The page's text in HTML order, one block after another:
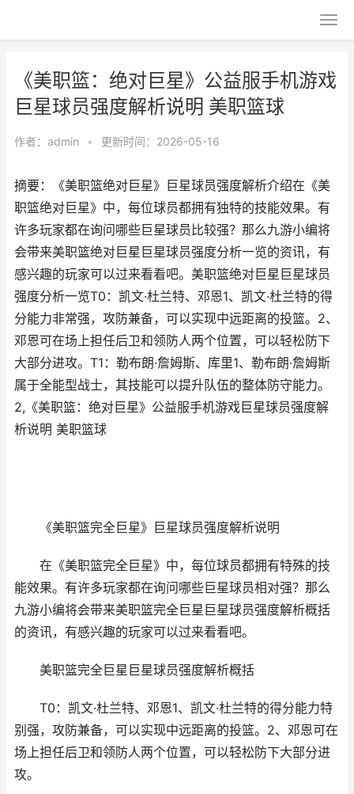
《美职篮：绝对巨星》公益服手机游戏
巨星球员强度解析说明 美职篮球
作者： admin • 更新时间：2026-05-16
摘要：《美职篮绝对巨星》巨星球员强度解析介绍在《美
职篮绝对巨星》中，每位球员都拥有独特的技能效果。有
许多玩家都在询问哪些巨星球员比较强？那么九游小编将
会带来美职篮绝对巨星巨星球员强度分析一览的资讯，有
感兴趣的玩家可以过来看看吧。美职篮绝对巨星巨星球员
强度分析一览T0：凯文·杜兰特、邓恩1、凯文·杜兰特的得
分能力非常强，攻防兼备，可以实现中远距离的投篮。2、
邓恩可在场上担任后卫和领防人两个位置，可以轻松防下
大部分进攻。T1：勒布朗·詹姆斯、库里1、勒布朗·詹姆斯
属于全能型战士，其技能可以提升队伍的整体防守能力。
2,《美职篮：绝对巨星》公益服手机游戏巨星球员强度解
析说明 美职篮球
《美职篮完全巨星》巨星球员强度解析说明
在《美职篮完全巨星》中，每位球员都拥有特殊的技
能效果。有许多玩家都在询问哪些巨星球员相对强？那么
九游小编将会带来美职篮完全巨星巨星球员强度解析概括
的资讯，有感兴趣的玩家可以过来看看吧。
美职篮完全巨星巨星球员强度解析概括
T0：凯文·杜兰特、邓恩1、凯文·杜兰特的得分能力特
别强，攻防兼备，可以实现中远距离的投篮。2、邓恩可在
场上担任后卫和领防人两个位置，可以轻松防下大部分进
攻。